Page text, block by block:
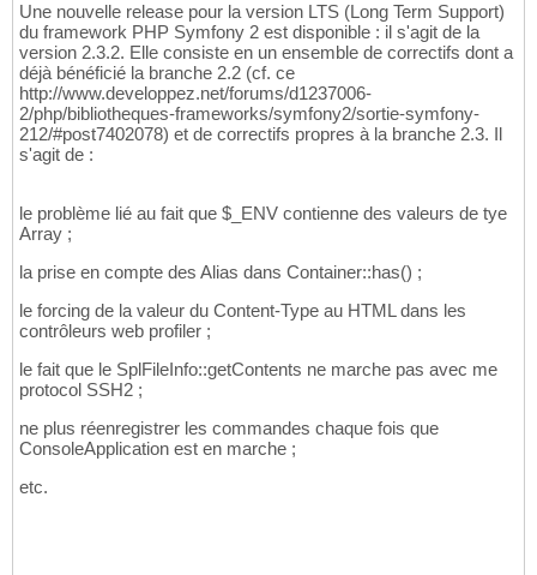
Une nouvelle release pour la version LTS (Long Term Support)
du framework PHP Symfony 2 est disponible : il s'agit de la
version 2.3.2. Elle consiste en un ensemble de correctifs dont a
déjà bénéficié la branche 2.2 (cf. ce
http://www.developpez.net/forums/d1237006-
2/php/bibliotheques-frameworks/symfony2/sortie-symfony-
212/#post7402078) et de correctifs propres à la branche 2.3. Il
s'agit de :
le problème lié au fait que $_ENV contienne des valeurs de tye
Array ;
la prise en compte des Alias dans Container::has() ;
le forcing de la valeur du Content-Type au HTML dans les
contrôleurs web profiler ;
le fait que le SplFileInfo::getContents ne marche pas avec me
protocol SSH2 ;
ne plus réenregistrer les commandes chaque fois que
ConsoleApplication est en marche ;
etc.